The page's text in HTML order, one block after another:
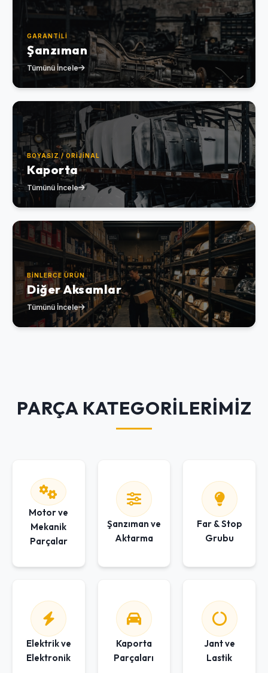
GARANTILI
Şanzıman
Tümünü İncele
BOYASIZ / ORIJINAL
Kaporta
Tümünü İncele
BINLERCE ÜRÜN
Diğer Aksamlar
Tümünü İncele
PARÇA KATEGORİLERİMİZ
Motor ve
Mekanik
Parçalar
Şanzıman ve
Aktarma
Far & Stop
Grubu
Elektrik ve
Elektronik
Kaporta
Parçaları
Jant ve
Lastik